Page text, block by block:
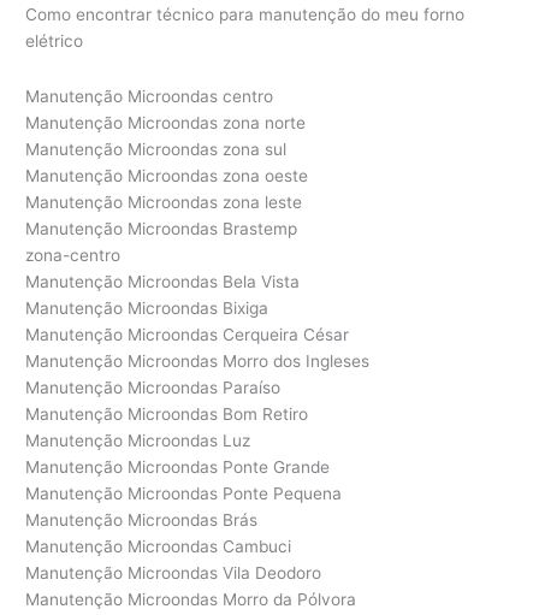
Como encontrar técnico para manutenção do meu forno
elétrico
Manutenção Microondas centro
Manutenção Microondas zona norte
Manutenção Microondas zona sul
Manutenção Microondas zona oeste
Manutenção Microondas zona leste
Manutenção Microondas Brastemp
zona-centro
Manutenção Microondas Bela Vista
Manutenção Microondas Bixiga
Manutenção Microondas Cerqueira César
Manutenção Microondas Morro dos Ingleses
Manutenção Microondas Paraíso
Manutenção Microondas Bom Retiro
Manutenção Microondas Luz
Manutenção Microondas Ponte Grande
Manutenção Microondas Ponte Pequena
Manutenção Microondas Brás
Manutenção Microondas Cambuci
Manutenção Microondas Vila Deodoro
Manutenção Microondas Morro da Pólvora